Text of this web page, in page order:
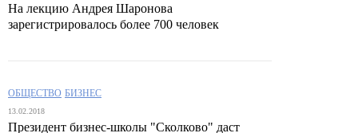
На лекцию Андрея Шаронова
зарегистрировалось более 700 человек
ОБЩЕСТВО БИЗНЕС
13.02.2018
Президент бизнес-школы "Сколково" даст